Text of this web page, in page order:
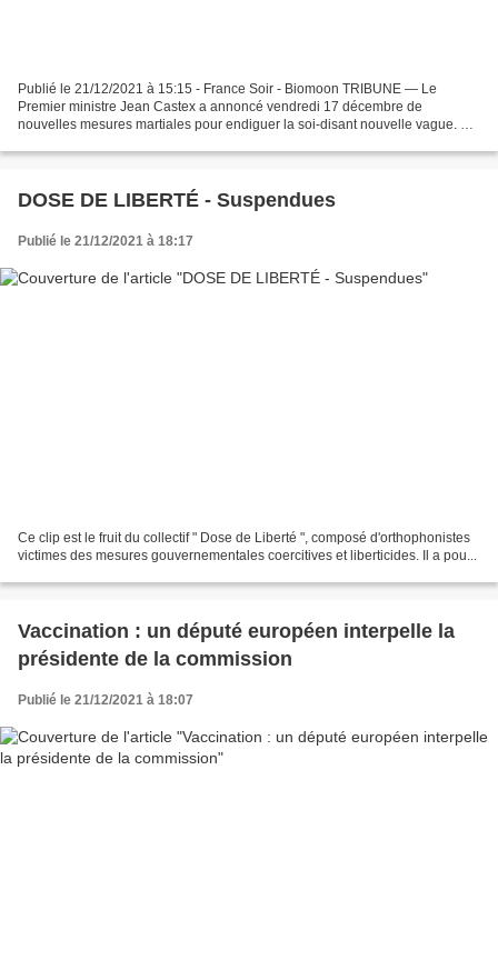
Publié le 21/12/2021 à 15:15 - France Soir - Biomoon TRIBUNE — Le
Premier ministre Jean Castex a annoncé vendredi 17 décembre de
nouvelles mesures martiales pour endiguer la soi-disant nouvelle vague. Et,
DOSE DE LIBERTÉ - Suspendues
Publié le 21/12/2021 à 18:17
Ce clip est le fruit du collectif " Dose de Liberté ", composé d'orthophonistes
victimes des mesures gouvernementales coercitives et liberticides. Il a pou...
Vaccination : un député européen interpelle la
présidente de la commission
Publié le 21/12/2021 à 18:07